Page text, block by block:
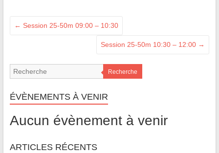
← Session 25-50m 09:00 – 10:30
Session 25-50m 10:30 – 12:00 →
Recherche
ÉVÈNEMENTS À VENIR
Aucun évènement à venir
ARTICLES RÉCENTS